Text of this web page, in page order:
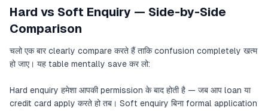
Hard vs Soft Enquiry — Side-by-Side
Comparison
चलो एक बार clearly compare करते हैं ताकि confusion completely खत्म
हो जाए। यह table mentally save कर लो:
Hard enquiry हमेशा आपकी permission के बाद होती है — जब आप loan या
credit card apply करते हो तब। Soft enquiry बिना formal application